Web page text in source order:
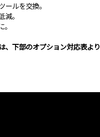
ルを交換。
。
下部のオプション対応表より